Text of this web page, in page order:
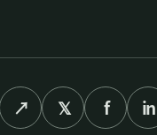
↗ 𝕏 f in